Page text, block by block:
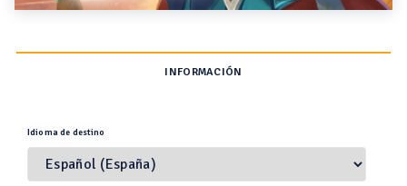
INFORMACIÓN
Idioma de destino